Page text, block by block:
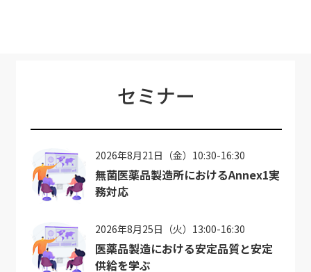
セミナー
2026年8月21日（金）10:30-16:30
無菌医薬品製造所におけるAnnex1実
務対応
2026年8月25日（火）13:00-16:30
医薬品製造における安定品質と安定
供給を学ぶ